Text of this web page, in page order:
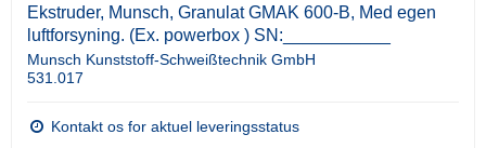
Ekstruder, Munsch, Granulat GMAK 600-B, Med egen
luftforsyning. (Ex. powerbox ) SN:___________
Munsch Kunststoff-Schweißtechnik GmbH
531.017
Kontakt os for aktuel leveringsstatus